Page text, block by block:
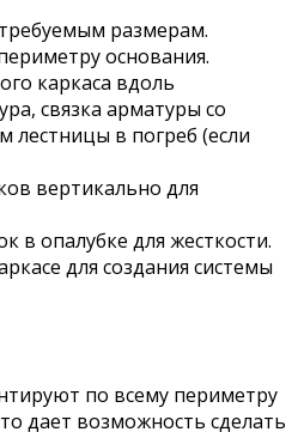
размерам.
основания.
каркаса вдоль
связка арматуры со
лестницы в погреб (если
вертикально для
в опалубке для жесткости.
для создания системы
по всему периметру
дает возможность сделать